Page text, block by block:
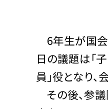
6年生が国会
日の議題は「
員」役となり
その後、参